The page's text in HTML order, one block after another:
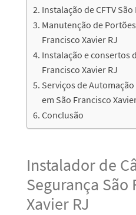
Instalação de CFTV
Manutenção de
Francisco Xavier RJ
Instalação e consertos
Francisco Xavier RJ
Serviços de
em São Francisco
Conclusão
Instalador de
Segurança São
Xavier RJ